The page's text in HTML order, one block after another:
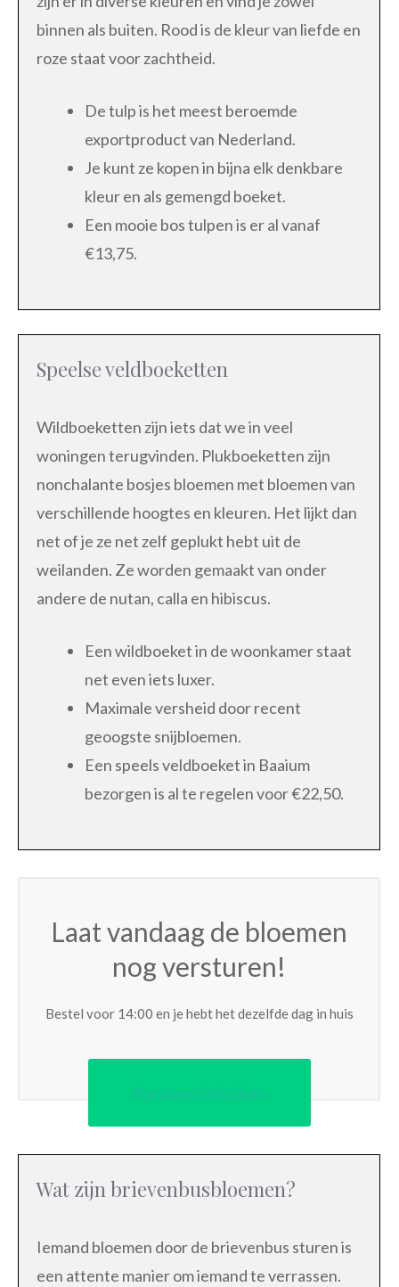
binnen als buiten. Rood is de kleur van liefde en
roze staat voor zachtheid.
De tulp is het meest beroemde
exportproduct van Nederland.
Je kunt ze kopen in bijna elk denkbare
kleur en als gemengd boeket.
Een mooie bos tulpen is er al vanaf
€13,75.
Speelse veldboeketten
Wildboeketten zijn iets dat we in veel
woningen terugvinden. Plukboeketten zijn
nonchalante bosjes bloemen met bloemen van
verschillende hoogtes en kleuren. Het lijkt dan
net of je ze net zelf geplukt hebt uit de
weilanden. Ze worden gemaakt van onder
andere de nutan, calla en hibiscus.
Een wildboeket in de woonkamer staat
net even iets luxer.
Maximale versheid door recent
geoogste snijbloemen.
Een speels veldboeket in Baaium
bezorgen is al te regelen voor €22,50.
Laat vandaag de bloemen
nog versturen!
Bestel voor 14:00 en je hebt het dezelfde dag in huis
Aanbod bekijken
Wat zijn brievenbusbloemen?
Iemand bloemen door de brievenbus sturen is
een attente manier om iemand te verrassen.